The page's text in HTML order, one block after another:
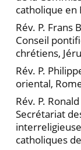
catholique en
Rév. P. Frans
Conseil
chrétiens,
Rév. P.
oriental,
Rév. P.
Secrétariat
catholiques